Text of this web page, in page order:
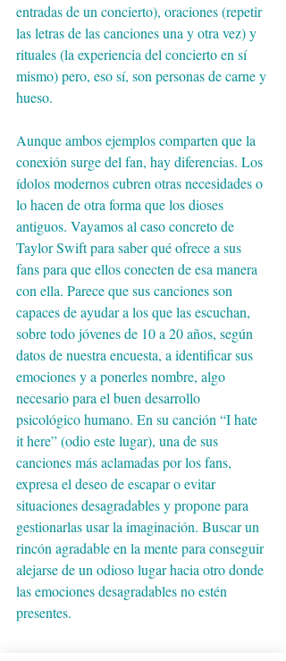
entradas de un concierto), oraciones (repetir
las letras de las canciones una y otra vez) y
rituales (la experiencia del concierto en sí
mismo) pero, eso sí, son personas de carne y
hueso.
Aunque ambos ejemplos comparten que la
conexión surge del fan, hay diferencias. Los
ídolos modernos cubren otras necesidades o
lo hacen de otra forma que los dioses
antiguos. Vayamos al caso concreto de
Taylor Swift para saber qué ofrece a sus
fans para que ellos conecten de esa manera
con ella. Parece que sus canciones son
capaces de ayudar a los que las escuchan,
sobre todo jóvenes de 10 a 20 años, según
datos de nuestra encuesta, a identificar sus
emociones y a ponerles nombre, algo
necesario para el buen desarrollo
psicológico humano. En su canción “I hate
it here” (odio este lugar), una de sus
canciones más aclamadas por los fans,
expresa el deseo de escapar o evitar
situaciones desagradables y propone para
gestionarlas usar la imaginación. Buscar un
rincón agradable en la mente para conseguir
alejarse de un odioso lugar hacia otro donde
las emociones desagradables no estén
presentes.